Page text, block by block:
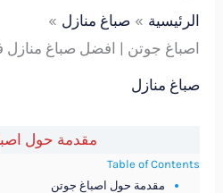
الرئيسية
صباغ منازل
اصباغ جوتن | افضل صباغ منازل فى
صباغ منازل
مقدمة حول
Table of Contents
مقدمة حول اصباغ جوتن